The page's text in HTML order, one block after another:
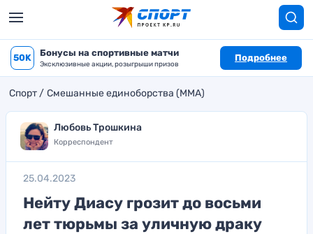
50K Бонусы на спортивные матчи
Эксклюзивные акции, розыгрыши призов
Подробнее
Спорт Смешанные единоборства (MMA)
Любовь Трошкина
Корреспондент
25.04.2023
Нейту Диасу грозит до восьми
лет тюрьмы за уличную драку